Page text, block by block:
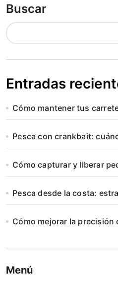
Buscar
Entradas
Cómo mantener tus
Pesca con crankbait:
Cómo capturar y liberar
Pesca desde la costa:
Cómo mejorar la precisión
Menú